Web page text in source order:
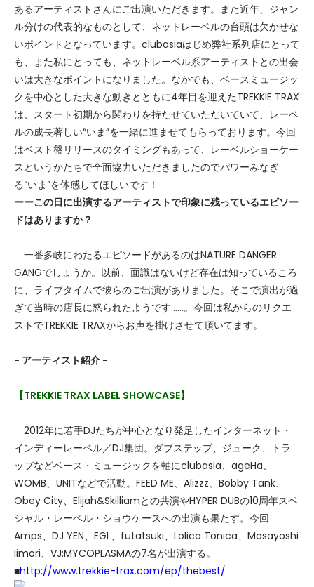
あるアーティストさんにご出演いただきます。また近年、ジャン
ル分けの代表的なものとして、ネットレーベルの台頭は欠かせな
いポイントとなっています。clubasiaはじめ弊社系列店にとって
も、また私にとっても、ネットレーベル系アーティストとの出会
いは大きなポイントになりました。なかでも、ベースミュージッ
クを中心とした大きな動きとともに4年目を迎えたTREKKIE TRAX
は、スタート初期から関わりを持たせていただいていて、レーベ
ルの成長著しい“いま”を一緒に進ませてもらっております。今回
はベスト盤リリースのタイミングもあって、レーベルショーケー
スというかたちで全面協力いただきましたのでパワーみなぎ
る“いま”を体感してほしいです！
ーーこの日に出演するアーティストで印象に残っているエピソー
ドはありますか？
一番多岐にわたるエピソードがあるのはNATURE DANGER
GANGでしょうか。以前、面識はないけど存在は知っているころ
に、ライブタイムで彼らのご出演がありました。そこで演出が過
ぎて当時の店長に怒られたようです……。今回は私からのリクエ
ストでTREKKIE TRAXからお声を掛けさせて頂いてます。
- アーティスト紹介 -
【TREKKIE TRAX LABEL SHOWCASE】
2012年に若手DJたちが中心となり発足したインターネット・
インディーレーベル／DJ集団。ダブステップ、ジューク、トラ
ップなどベース・ミュージックを軸にclubasia、ageHa、
WOMB、UNITなどで活動。FEED ME、Alizzz、Bobby Tank、
Obey City、Elijah&Skilliamとの共演やHYPER DUBの10周年スペ
シャル・レーベル・ショウケースへの出演も果たす。今回
Amps、DJ YEN、EGL、futatsuki、Lolica Tonica、Masayoshi
Iimori、VJ:MYCOPLASMAの7名が出演する。
■http://www.trekkie-trax.com/ep/thebest/